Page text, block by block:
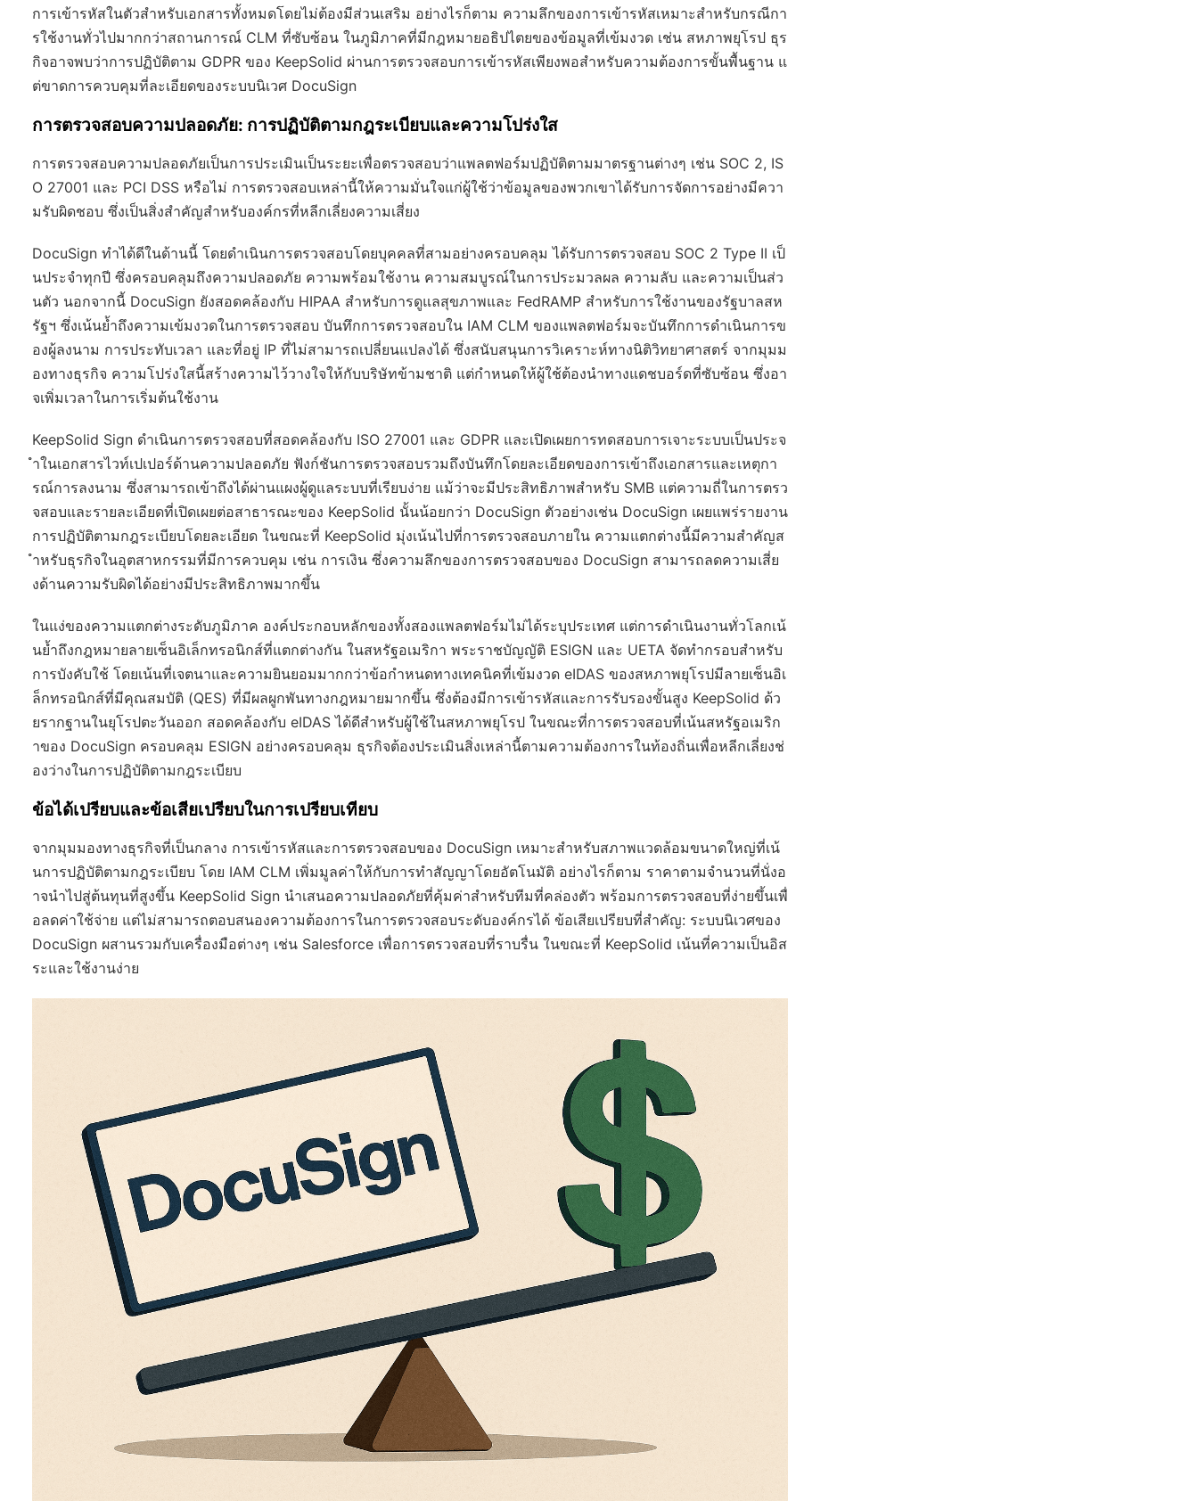
การเข้ารหัสในตัวสำหรับเอกสารทั้งหมดโดยไม่ต้องมีส่วนเสริม อย่างไรก็ตาม ความลึกของการเข้ารหัสเหมาะสำหรับกรณีกา
รใช้งานทั่วไปมากกว่าสถานการณ์ CLM ที่ซับซ้อน ในภูมิภาคที่มีกฎหมายอธิปไตยของข้อมูลที่เข้มงวด เช่น สหภาพยุโรป ธุร
กิจอาจพบว่าการปฏิบัติตาม GDPR ของ KeepSolid ผ่านการตรวจสอบการเข้ารหัสเพียงพอสำหรับความต้องการขั้นพื้นฐาน แ
ต่ขาดการควบคุมที่ละเอียดของระบบนิเวศ DocuSign
การตรวจสอบความปลอดภัย: การปฏิบัติตามกฎระเบียบและความโปร่งใส
การตรวจสอบความปลอดภัยเป็นการประเมินเป็นระยะเพื่อตรวจสอบว่าแพลตฟอร์มปฏิบัติตามมาตรฐานต่างๆ เช่น SOC 2, IS
O 27001 และ PCI DSS หรือไม่ การตรวจสอบเหล่านี้ให้ความมั่นใจแก่ผู้ใช้ว่าข้อมูลของพวกเขาได้รับการจัดการอย่างมีควา
มรับผิดชอบ ซึ่งเป็นสิ่งสำคัญสำหรับองค์กรที่หลีกเลี่ยงความเสี่ยง
DocuSign ทำได้ดีในด้านนี้ โดยดำเนินการตรวจสอบโดยบุคคลที่สามอย่างครอบคลุม ได้รับการตรวจสอบ SOC 2 Type II เป็
นประจำทุกปี ซึ่งครอบคลุมถึงความปลอดภัย ความพร้อมใช้งาน ความสมบูรณ์ในการประมวลผล ความลับ และความเป็นส่ว
นตัว นอกจากนี้ DocuSign ยังสอดคล้องกับ HIPAA สำหรับการดูแลสุขภาพและ FedRAMP สำหรับการใช้งานของรัฐบาลสห
รัฐฯ ซึ่งเน้นย้ำถึงความเข้มงวดในการตรวจสอบ บันทึกการตรวจสอบใน IAM CLM ของแพลตฟอร์มจะบันทึกการดำเนินการข
องผู้ลงนาม การประทับเวลา และที่อยู่ IP ที่ไม่สามารถเปลี่ยนแปลงได้ ซึ่งสนับสนุนการวิเคราะห์ทางนิติวิทยาศาสตร์ จากมุมม
องทางธุรกิจ ความโปร่งใสนี้สร้างความไว้วางใจให้กับบริษัทข้ามชาติ แต่กำหนดให้ผู้ใช้ต้องนำทางแดชบอร์ดที่ซับซ้อน ซึ่งอา
จเพิ่มเวลาในการเริ่มต้นใช้งาน
KeepSolid Sign ดำเนินการตรวจสอบที่สอดคล้องกับ ISO 27001 และ GDPR และเปิดเผยการทดสอบการเจาะระบบเป็นประจ
ำในเอกสารไวท์เปเปอร์ด้านความปลอดภัย ฟังก์ชันการตรวจสอบรวมถึงบันทึกโดยละเอียดของการเข้าถึงเอกสารและเหตุกา
รณ์การลงนาม ซึ่งสามารถเข้าถึงได้ผ่านแผงผู้ดูแลระบบที่เรียบง่าย แม้ว่าจะมีประสิทธิภาพสำหรับ SMB แต่ความถี่ในการตรว
จสอบและรายละเอียดที่เปิดเผยต่อสาธารณะของ KeepSolid นั้นน้อยกว่า DocuSign ตัวอย่างเช่น DocuSign เผยแพร่รายงาน
การปฏิบัติตามกฎระเบียบโดยละเอียด ในขณะที่ KeepSolid มุ่งเน้นไปที่การตรวจสอบภายใน ความแตกต่างนี้มีความสำคัญส
ำหรับธุรกิจในอุตสาหกรรมที่มีการควบคุม เช่น การเงิน ซึ่งความลึกของการตรวจสอบของ DocuSign สามารถลดความเสี่ย
งด้านความรับผิดได้อย่างมีประสิทธิภาพมากขึ้น
ในแง่ของความแตกต่างระดับภูมิภาค องค์ประกอบหลักของทั้งสองแพลตฟอร์มไม่ได้ระบุประเทศ แต่การดำเนินงานทั่วโลกเน้
นย้ำถึงกฎหมายลายเซ็นอิเล็กทรอนิกส์ที่แตกต่างกัน ในสหรัฐอเมริกา พระราชบัญญัติ ESIGN และ UETA จัดทำกรอบสำหรับ
การบังคับใช้ โดยเน้นที่เจตนาและความยินยอมมากกว่าข้อกำหนดทางเทคนิคที่เข้มงวด eIDAS ของสหภาพยุโรปมีลายเซ็นอิเ
ล็กทรอนิกส์ที่มีคุณสมบัติ (QES) ที่มีผลผูกพันทางกฎหมายมากขึ้น ซึ่งต้องมีการเข้ารหัสและการรับรองขั้นสูง KeepSolid ด้ว
ยรากฐานในยุโรปตะวันออก สอดคล้องกับ eIDAS ได้ดีสำหรับผู้ใช้ในสหภาพยุโรป ในขณะที่การตรวจสอบที่เน้นสหรัฐอเมริก
าของ DocuSign ครอบคลุม ESIGN อย่างครอบคลุม ธุรกิจต้องประเมินสิ่งเหล่านี้ตามความต้องการในท้องถิ่นเพื่อหลีกเลี่ยงช่
องว่างในการปฏิบัติตามกฎระเบียบ
ข้อได้เปรียบและข้อเสียเปรียบในการเปรียบเทียบ
จากมุมมองทางธุรกิจที่เป็นกลาง การเข้ารหัสและการตรวจสอบของ DocuSign เหมาะสำหรับสภาพแวดล้อมขนาดใหญ่ที่เน้
นการปฏิบัติตามกฎระเบียบ โดย IAM CLM เพิ่มมูลค่าให้กับการทำสัญญาโดยอัตโนมัติ อย่างไรก็ตาม ราคาตามจำนวนที่นั่งอ
าจนำไปสู่ต้นทุนที่สูงขึ้น KeepSolid Sign นำเสนอความปลอดภัยที่คุ้มค่าสำหรับทีมที่คล่องตัว พร้อมการตรวจสอบที่ง่ายขึ้นเพื่
อลดค่าใช้จ่าย แต่ไม่สามารถตอบสนองความต้องการในการตรวจสอบระดับองค์กรได้ ข้อเสียเปรียบที่สำคัญ: ระบบนิเวศของ
DocuSign ผสานรวมกับเครื่องมือต่างๆ เช่น Salesforce เพื่อการตรวจสอบที่ราบรื่น ในขณะที่ KeepSolid เน้นที่ความเป็นอิส
ระและใช้งานง่าย